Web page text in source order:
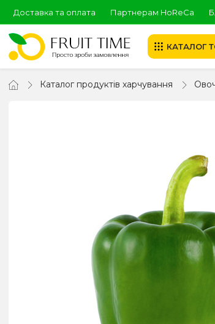
Доставка та оплата Партнерам HoReCa
КАТАЛОГ
Каталог продуктів харчування